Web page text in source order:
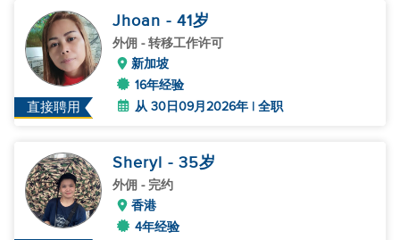
直接聘用
Jhoan - 41岁
外佣 - 转移工作许可
新加坡
16年经验
从 30日09月2026年 | 全职
Sheryl - 35岁
外佣 - 完约
香港
4年经验